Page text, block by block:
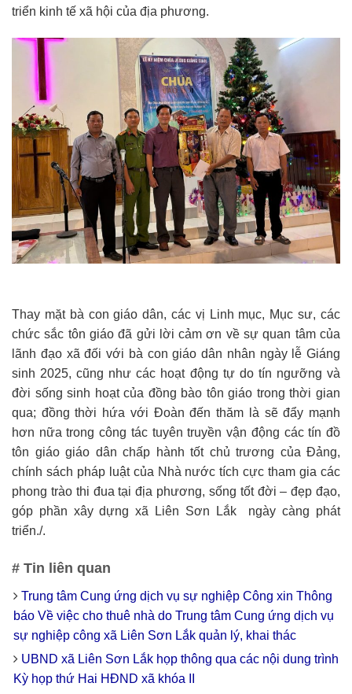
triển kinh tế xã hội của địa phương.
Thay mặt bà con giáo dân, các vị Linh mục, Mục sư, các
chức sắc tôn giáo đã gửi lời cảm ơn về sự quan tâm của
lãnh đạo xã đối với bà con giáo dân nhân ngày lễ Giáng
sinh 2025, cũng như các hoạt động tự do tín ngưỡng và
đời sống sinh hoạt của đồng bào tôn giáo trong thời gian
qua; đồng thời hứa với Đoàn đến thăm là sẽ đẩy mạnh
hơn nữa trong công tác tuyên truyền vận động các tín đồ
tôn giáo giáo dân chấp hành tốt chủ trương của Đảng,
chính sách pháp luật của Nhà nước tích cực tham gia các
phong trào thi đua tại địa phương, sống tốt đời – đẹp đạo,
góp phần xây dựng xã Liên Sơn Lắk ngày càng phát
triển./.
# Tin liên quan
Trung tâm Cung ứng dịch vụ sự nghiệp Công xin Thông
báo Về việc cho thuê nhà do Trung tâm Cung ứng dịch vụ
sự nghiệp công xã Liên Sơn Lắk quản lý, khai thác
UBND xã Liên Sơn Lắk họp thông qua các nội dung trình
Kỳ họp thứ Hai HĐND xã khóa II